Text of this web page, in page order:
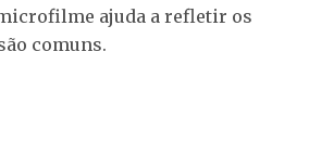
ajuda a refletir os
comuns.